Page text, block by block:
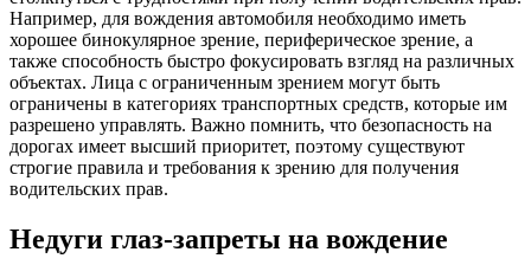
Например, для вождения автомобиля необходимо иметь
хорошее бинокулярное зрение, периферическое зрение, а
также способность быстро фокусировать взгляд на различных
объектах. Лица с ограниченным зрением могут быть
ограничены в категориях транспортных средств, которые им
разрешено управлять. Важно помнить, что безопасность на
дорогах имеет высший приоритет, поэтому существуют
строгие правила и требования к зрению для получения
водительских прав.
Недуги глаз-запреты на вождение